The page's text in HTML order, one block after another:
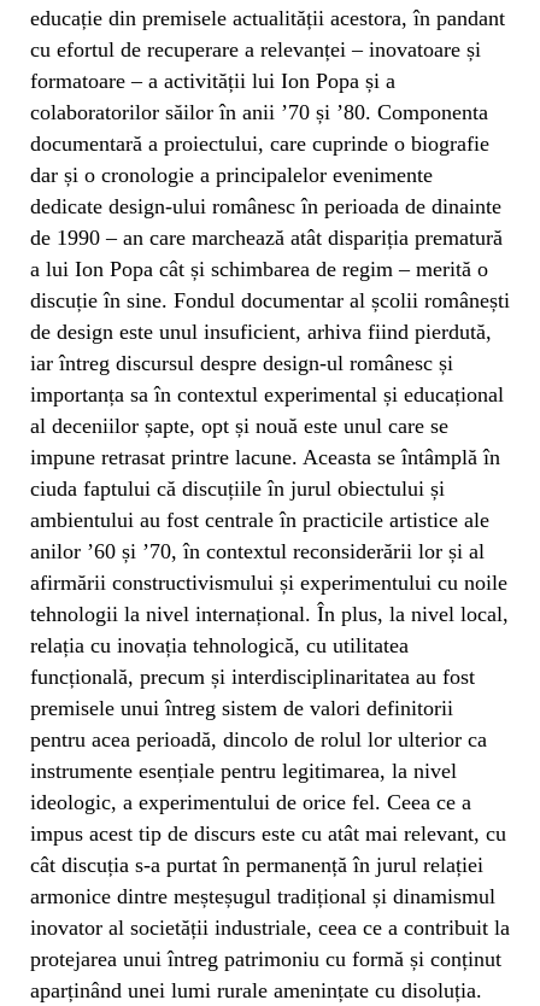
educație din premisele actualității acestora, în pandant
cu efortul de recuperare a relevanței – inovatoare și
formatoare – a activității lui Ion Popa și a
colaboratorilor săilor în anii ’70 și ’80. Componenta
documentară a proiectului, care cuprinde o biografie
dar și o cronologie a principalelor evenimente
dedicate design-ului românesc în perioada de dinainte
de 1990 – an care marchează atât dispariția prematură
a lui Ion Popa cât și schimbarea de regim – merită o
discuție în sine. Fondul documentar al școlii românești
de design este unul insuficient, arhiva fiind pierdută,
iar întreg discursul despre design-ul românesc și
importanța sa în contextul experimental și educațional
al deceniilor șapte, opt și nouă este unul care se
impune retrasat printre lacune. Aceasta se întâmplă în
ciuda faptului că discuțiile în jurul obiectului și
ambientului au fost centrale în practicile artistice ale
anilor ’60 și ’70, în contextul reconsiderării lor și al
afirmării constructivismului și experimentului cu noile
tehnologii la nivel internațional. În plus, la nivel local,
relația cu inovația tehnologică, cu utilitatea
funcțională, precum și interdisciplinaritatea au fost
premisele unui întreg sistem de valori definitorii
pentru acea perioadă, dincolo de rolul lor ulterior ca
instrumente esențiale pentru legitimarea, la nivel
ideologic, a experimentului de orice fel. Ceea ce a
impus acest tip de discurs este cu atât mai relevant, cu
cât discuția s-a purtat în permanență în jurul relației
armonice dintre meșteșugul tradițional și dinamismul
inovator al societății industriale, ceea ce a contribuit la
protejarea unui întreg patrimoniu cu formă și conținut
aparținând unei lumi rurale amenințate cu disoluția.